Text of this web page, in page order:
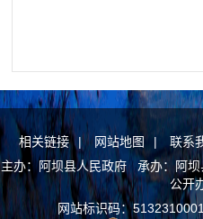
相关链接 | 网站地图 | 联系
主办：阿坝县人民政府 承办：阿
公开
网站标识码：